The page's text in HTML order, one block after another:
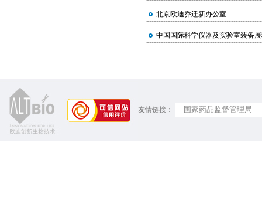
北京欧迪乔迁新办公室
中国国际科学仪器及实验室装备
友情链接：